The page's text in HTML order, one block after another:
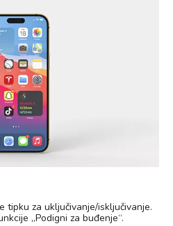
za uključivanje/isključivanje.
„Podigni za buđenje“.